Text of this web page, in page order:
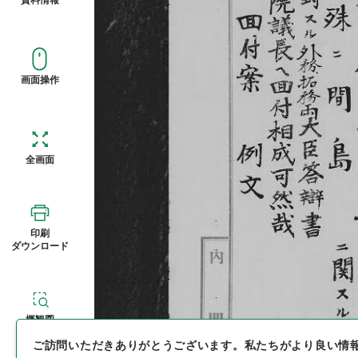
画面操作
全画面
印刷
ダウンロード
概観図
ご訪問いただきありがとうございます。 私たちがより良い情